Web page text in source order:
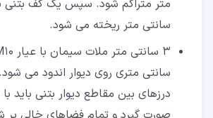
سانتی متر ریخته می شود.
سانتی متری روی دیوار اندود می
درزهای بین مقاطع دیوار بتنی باید